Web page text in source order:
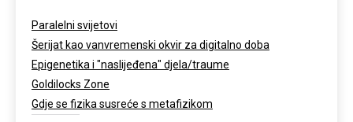
Paralelni svijetovi
Šerijat kao vanvremenski okvir za digitalno doba
Epigenetika i "naslijeđena" djela/traume
Goldilocks Zone
Gdje se fizika susreće s metafizikom